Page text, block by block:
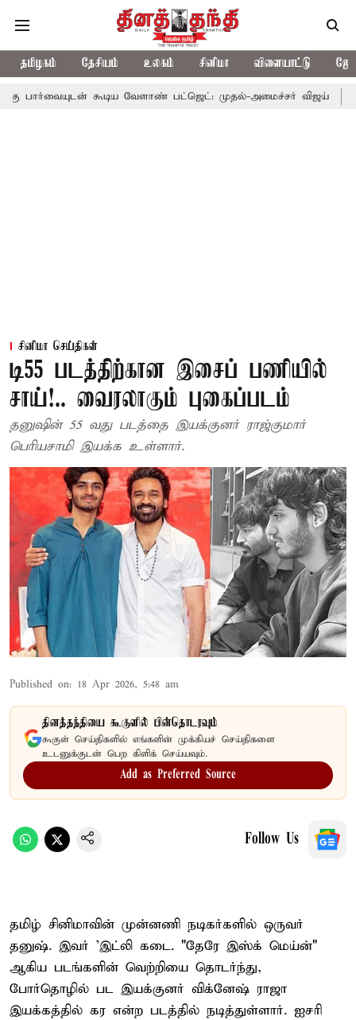
தமிழகம் தேசியம் உலகம் சினிமா விளையாட்டு
கூடிய வேளாண் பட்ஜெட்: முதல்-அமைச்சர் விஜய் தமிழக
சினிமா செய்திகள்
டி55 படத்திற்கான இசைப் பணியில்
சாய்!.. வைரலாகும் புகைப்படம்
தனுஷின் 55 வது படத்தை இயக்குனர் ராஜ்குமார்
பெரியசாமி இயக்க உள்ளார்.
Published on: 18 Apr 2026, 5:48 am
தினத்தந்தியை கூகுளில் பின்தொடரவும்
கூகுள் செய்திகளில் எங்களின் முக்கியச் செய்திகளை
உடனுக்குடன் பெற கிளிக் செய்யவும்.
Add as Preferred Source
Follow Us
தமிழ் சினிமாவின் முன்னணி நடிகர்களில் ஒருவர்
தனுஷ். இவர் 'இட்லி கடை. "தேரே இஸ்க் மெய்ன்"
ஆகிய படங்களின் வெற்றியை தொடர்ந்து,
போர்தொழில் பட இயக்குனர் விக்னேஷ் ராஜா
இயக்கத்தில் கர என்ற படத்தில் நடித்துள்ளார். ஐசரி